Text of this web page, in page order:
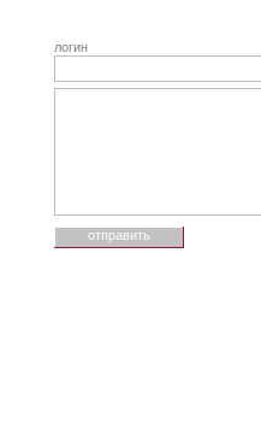
логин